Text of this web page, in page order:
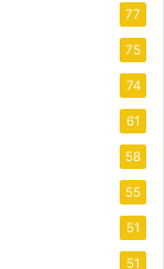
77
75
74
61
58
55
51
51